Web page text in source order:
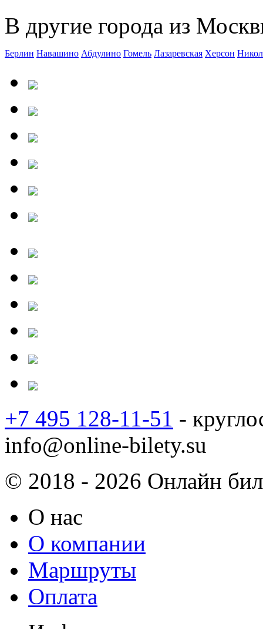
В другие города из
Берлин Навашино Абдулино Гомель Лазаревская Херсон
+7 495 128-11-51 -
info@online-bilety.su
© 2018 - 2026 Онлайн
О нас
О компании
Маршруты
Оплата